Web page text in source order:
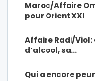
Maroc/Affaire
pour Orient XXI
Affaire Radi/Viol:
d’alcool, sa…
Qui a encore